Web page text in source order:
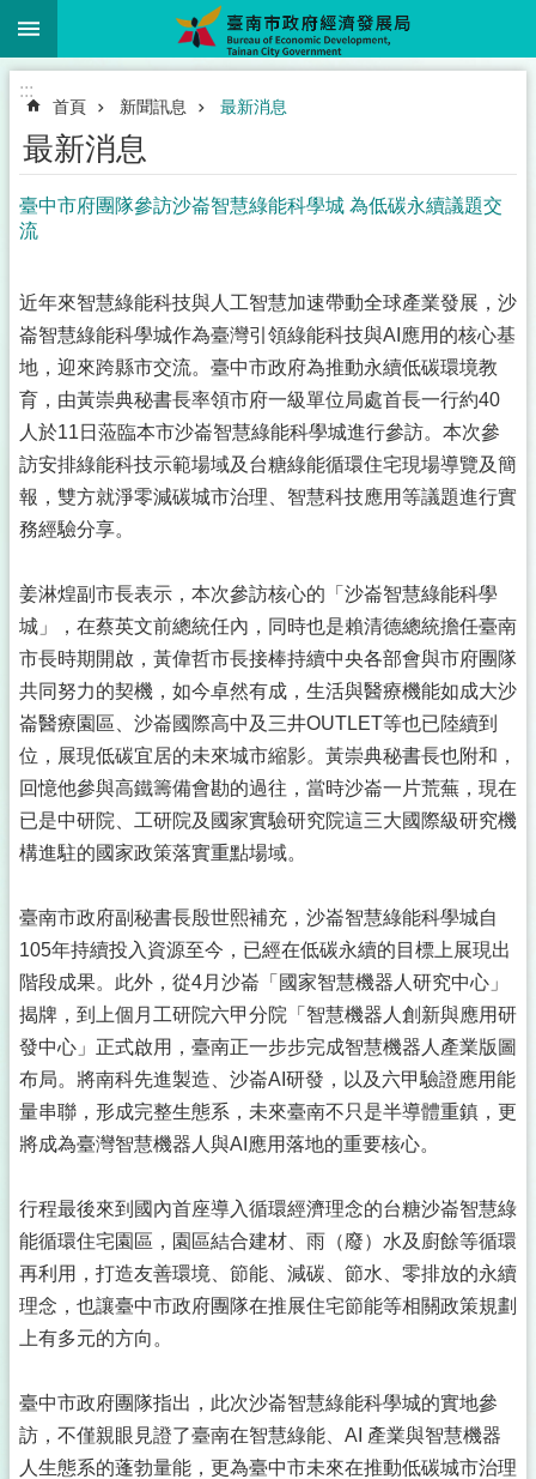
跳到主要內容區塊
:::
首頁 新聞訊息 最新消息
最新消息
臺中市府團隊參訪沙崙智慧綠能科學城 為低碳永續議題交
流
近年來智慧綠能科技與人工智慧加速帶動全球產業發展，沙
崙智慧綠能科學城作為臺灣引領綠能科技與AI應用的核心基
地，迎來跨縣市交流。臺中市政府為推動永續低碳環境教
育，由黃崇典秘書長率領市府一級單位局處首長一行約40
人於11日蒞臨本市沙崙智慧綠能科學城進行參訪。本次參
訪安排綠能科技示範場域及台糖綠能循環住宅現場導覽及簡
報，雙方就淨零減碳城市治理、智慧科技應用等議題進行實
務經驗分享。
姜淋煌副市長表示，本次參訪核心的「沙崙智慧綠能科學
城」，在蔡英文前總統任內，同時也是賴清德總統擔任臺南
市長時期開啟，黃偉哲市長接棒持續中央各部會與市府團隊
共同努力的契機，如今卓然有成，生活與醫療機能如成大沙
崙醫療園區、沙崙國際高中及三井OUTLET等也已陸續到
位，展現低碳宜居的未來城市縮影。黃崇典秘書長也附和，
回憶他參與高鐵籌備會勘的過往，當時沙崙一片荒蕪，現在
已是中研院、工研院及國家實驗研究院這三大國際級研究機
構進駐的國家政策落實重點場域。
臺南市政府副秘書長殷世熙補充，沙崙智慧綠能科學城自
105年持續投入資源至今，已經在低碳永續的目標上展現出
階段成果。此外，從4月沙崙「國家智慧機器人研究中心」
揭牌，到上個月工研院六甲分院「智慧機器人創新與應用研
發中心」正式啟用，臺南正一步步完成智慧機器人產業版圖
布局。將南科先進製造、沙崙AI研發，以及六甲驗證應用能
量串聯，形成完整生態系，未來臺南不只是半導體重鎮，更
將成為臺灣智慧機器人與AI應用落地的重要核心。
行程最後來到國內首座導入循環經濟理念的台糖沙崙智慧綠
能循環住宅園區，園區結合建材、雨（廢）水及廚餘等循環
再利用，打造友善環境、節能、減碳、節水、零排放的永續
理念，也讓臺中市政府團隊在推展住宅節能等相關政策規劃
上有多元的方向。
臺中市政府團隊指出，此次沙崙智慧綠能科學城的實地參
訪，不僅親眼見證了臺南在智慧綠能、AI 產業與智慧機器
人生態系的蓬勃量能，更為臺中市未來在推動低碳城市治理